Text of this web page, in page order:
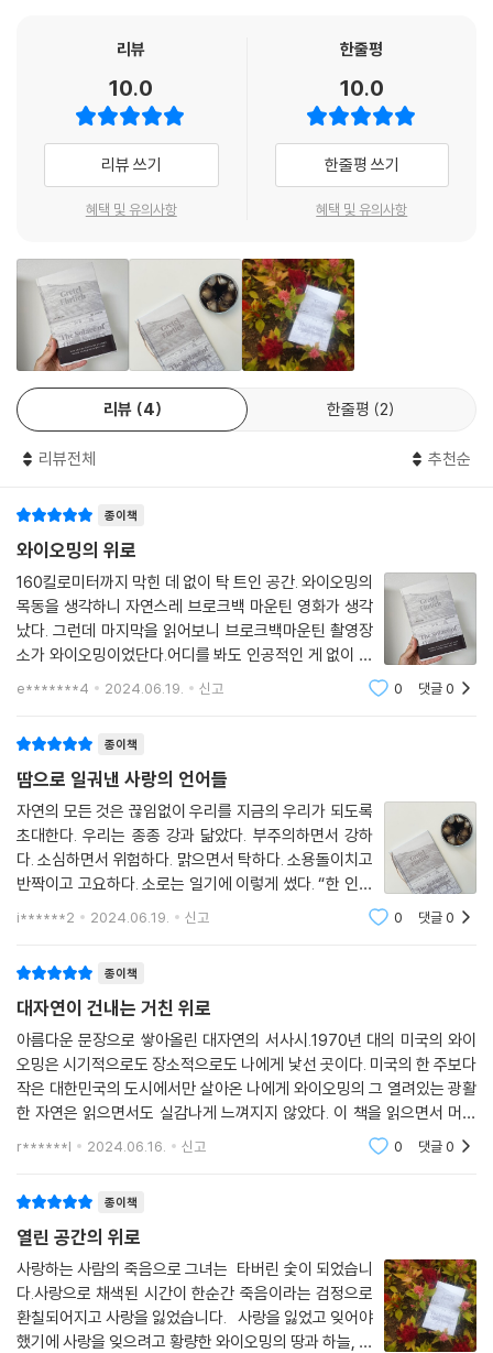
사”가 살아 숨 쉬는 와이오밍에 찾아든다.
정착하겠다고, 그러니까 와이오밍에서 영영 살겠다고 마음먹고 온 것은 아
니었다. 당시 그녀에겐 그런 계획을 세울 마음의 힘이 없었다. 그녀가 원했
던 건 다만 “나를 잃어버리기”였다. 그녀는 이렇게 말한다. “내가 잃어버린
것은 인생을 향한 허기였다.” 더 이상 삶이 고프지 않을 때 사람은 궁지에
몰린다. 대도시의 편리함, 막역한 친구들, 익숙한 위안거리들에서 벗어나
마음먹은 그녀에게 ‘이주’란 단순한 도피가 아니라 생존 전략이었다.
하지만 와이오밍의 자연 속에 머물다 보니, 바람에 날려온 씨앗이 낯선 땅
에 운명적으로 내려앉듯 그녀 역시 와이오밍에 자연스레 뿌리내리게 됐다.
목양업자 이웃을 도와 양털을 깎기도 하고, 심지어는 직접 양떼를 몰고, 송
아지의 분만을 돕고, 무뚝뚝하지만 활력 넘치는 사람들 틈에 있으면서 잡
념을 날려보내고, 머리도 짧게 잘라버렸다. 그녀의 정신을 뒤흔들어 깨우
환경은 그녀를 통과한 후 아름다운 언어가 된다. 이런 식이다. “얼음 이불
다리들을 삼켜버린다.” “하얀 먼지 같은 눈으로 뒤덮인 소들은 마치 서서
히 움직이는 빙하들 같다.” “어느 날 아침에는 보름달이 서쪽으로 지고 있
는데 동쪽에서는 태양이 떠올랐다. 마치 내가 초원을 성큼성큼 달리면서
해와 달 사이에서 위태롭게 균형을 잡는 기분이었다.”
혹독한 자연 아래서 인간은 한없이 작아진다. 작아지는 게 나쁜 것만은 아
니다. 작아짐으로써 우리의 세계는 더 넓어지고, 일상과 역사의 미세한 틈
“옳음의 개념은 오래전에 사라졌지만 나와 이 구시대적인 목장 공동체 사
이에서 화학 반응이 일어난 것만은 확실했다. 나는 이곳에서 사랑받고 미
움받고, 유혹하고 유혹당하고, 용납하고 용납되었다. 나는 이 안에 맞아 들
어갔다.”(66쪽)
애도 일기에서 명상록으로, 명상록에서 시로
대자연 속에서 작아진 그녀의 눈에 비로소 들어오는 것들이 있다. 와이오
밍이 지나온 핏빛 역사, 대규모 목장의 생태계, 카우보이와 목동 같은 일꾼
들의 고독한 삶, 소위 ‘남자들의 세계’라고 여겨지는 서부에서 누구 못지않
게 유능하고 강인했던 여자들, 한때 미국 대지를 활보했던 인디언 부족들
의 문화와 치열한 선댄스 축제의 현장, 그리고 새로운 사랑까지. 상실을 마
주한 직후에는 결코 예상하지 못했던 통찰과 만남이었다. 그렇게 애도 일
기로 시작했던 이야기는, 내면에 깊게 팬 빈 공간을 직시하고 그 심연을 들
구치는 깨달음, 새로운 사랑의 여지, 더 넓고 깊은 시선으로 포착해낸 한 편
의 시가 된다.
상실은 영영 결핍이기만 할까? 필멸의 존재인 우리는, 그렇다면 영영 결핍
을 안고 살아야 하는 가련한 존재에 불과한 걸까? 그렇지는 않을 것이다.
그녀는 이렇게 말한다.
리뷰
10.0
리뷰 쓰기
혜택 및 유의사항
한줄평
10.0
한줄평 쓰기
혜택 및 유의사항
리뷰 4 한줄평 2
리뷰전체 추천순
종이책
와이오밍의 위로
160킬로미터까지 막힌 데 없이 탁 트인 공간. 와이오밍의
목동을 생각하니 자연스레 브로크백 마운틴 영화가 생각
났다. 그런데 마지막을 읽어보니 브로크백마운틴 촬영장
소가 와이오밍이었단다.어디를 봐도 인공적인 게 없이 자
연과 동물만 있는 광활한 대자연에서 그 많은 시간을 보낸
e*******4 2024.06.19. 신고 0 댓글0
종이책
땀으로 일궈낸 사랑의 언어들
자연의 모든 것은 끊임없이 우리를 지금의 우리가 되도록
초대한다. 우리는 종종 강과 닮았다. 부주의하면서 강하
다. 소심하면서 위험하다. 맑으면서 탁하다. 소용돌이치고
반짝이고 고요하다. 소로는 일기에 이렇게 썼다. “한 인간
의 삶은 강물처럼 신선해야 한다. 같은 통로로 흘러도 매
i******2 2024.06.19. 신고 0 댓글0
종이책
대자연이 건내는 거친 위로
아름다운 문장으로 쌓아올린 대자연의 서사시.1970년 대의 미국의 와이
오밍은 시기적으로도 장소적으로도 나에게 낯선 곳이다. 미국의 한 주보다
작은 대한민국의 도시에서만 살아온 나에게 와이오밍의 그 열려있는 광활
한 자연은 읽으면서도 실감나게 느껴지지 않았다. 이 책을 읽으면서 머리
속이 차분해지는 것을 은연 중 느낄 수 있었다. 이것이 무슨 느낌일까 곰곰
r******l 2024.06.16. 신고 0 댓글0
종이책
열린 공간의 위로
사랑하는 사람의 죽음으로 그녀는 타버린 숯이 되었습니
다.사랑으로 채색된 시간이 한순간 죽음이라는 검정으로
환칠되어지고 사랑을 잃었습니다. 사랑을 잃었고 잊어야
했기에 사랑을 잊으려고 황량한 와이오밍의 땅과 하늘, 숲